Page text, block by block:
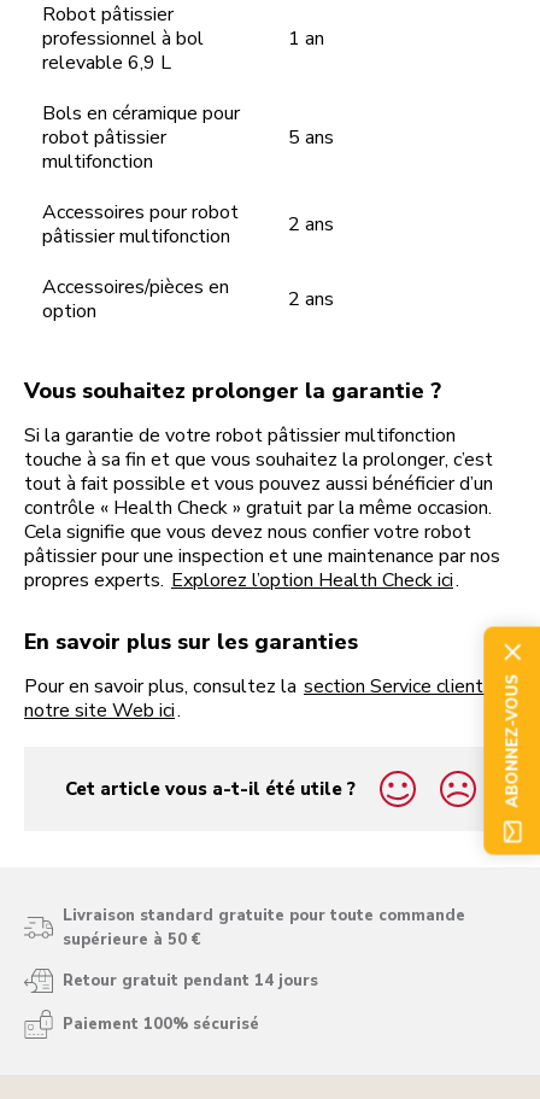
Robot pâtissier
professionnel à bol
relevable 6,9 L
1 an
Bols en céramique pour
robot pâtissier
multifonction
5 ans
Accessoires pour robot
pâtissier multifonction
2 ans
Accessoires/pièces en
option
2 ans
Vous souhaitez prolonger la garantie ?
Si la garantie de votre robot pâtissier multifonction
touche à sa fin et que vous souhaitez la prolonger, c’est
tout à fait possible et vous pouvez aussi bénéficier d’un
contrôle « Health Check » gratuit par la même occasion.
Cela signifie que vous devez nous confier votre robot
pâtissier pour une inspection et une maintenance par nos
propres experts. Explorez l’option Health Check ici.
En savoir plus sur les garanties
Pour en savoir plus, consultez la section Service client de
notre site Web ici.
Cet article vous a-t-il été utile ?
yes
no
Livraison standard gratuite pour toute commande
supérieure à 50 €
Retour gratuit pendant 14 jours
Paiement 100% sécurisé
ABONNEZ-VOUS